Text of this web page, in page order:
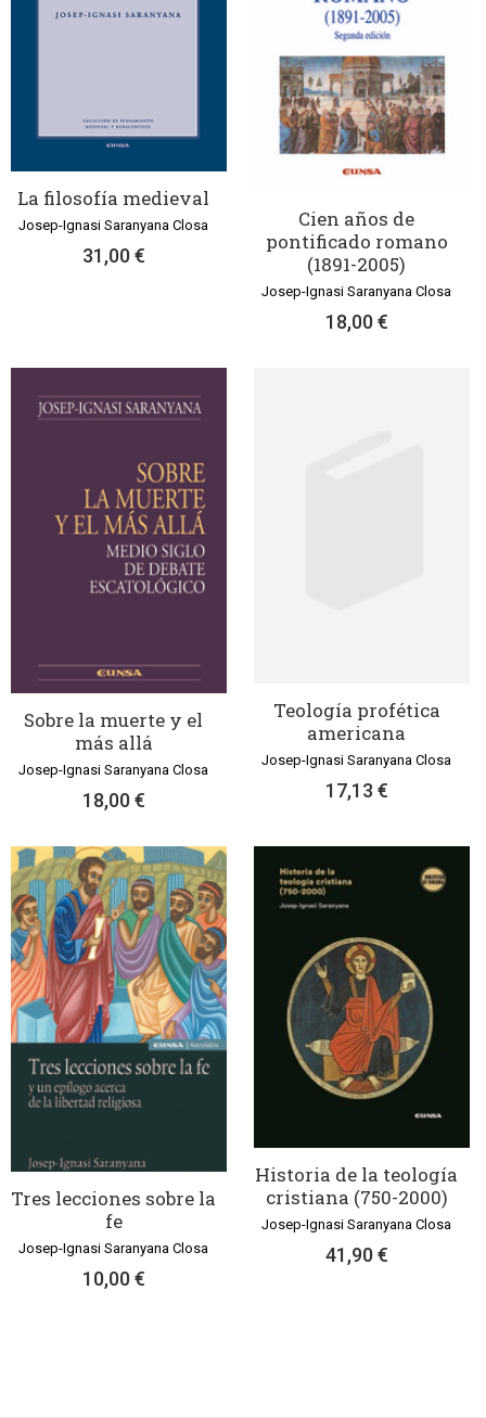
La filosofía medieval
Josep-Ignasi Saranyana Closa
31,00 €
Cien años de
pontificado romano
(1891-2005)
Josep-Ignasi Saranyana Closa
18,00 €
Sobre la muerte y el
más allá
Josep-Ignasi Saranyana Closa
18,00 €
Teología profética
americana
Josep-Ignasi Saranyana Closa
17,13 €
Tres lecciones sobre la
fe
Josep-Ignasi Saranyana Closa
10,00 €
Historia de la teología
cristiana (750-2000)
Josep-Ignasi Saranyana Closa
41,90 €